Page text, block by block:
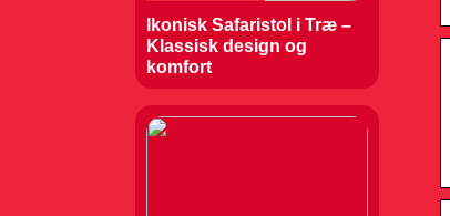
Ikonisk Safaristol i Træ –
Klassisk design og
komfort